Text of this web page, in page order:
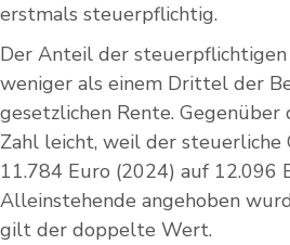
erstmals steuerpflichtig.
Der Anteil der
weniger als einem Drittel der
gesetzlichen Rente. Gegenüber
Zahl leicht, weil der
11.784 Euro (2024) auf 12.096
Alleinstehende angehoben
gilt der doppelte Wert.